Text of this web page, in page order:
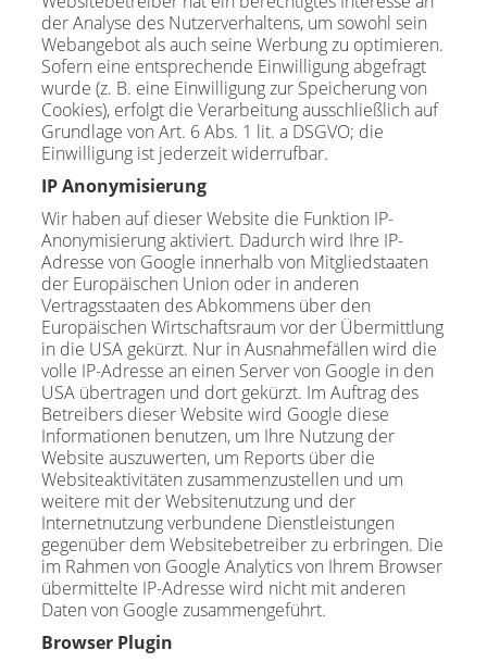
der Analyse des Nutzerverhaltens, um sowohl sein
Webangebot als auch seine Werbung zu optimieren.
Sofern eine entsprechende Einwilligung abgefragt
wurde (z. B. eine Einwilligung zur Speicherung von
Cookies), erfolgt die Verarbeitung ausschließlich auf
Grundlage von Art. 6 Abs. 1 lit. a DSGVO; die
Einwilligung ist jederzeit widerrufbar.
IP Anonymisierung
Wir haben auf dieser Website die Funktion IP-
Anonymisierung aktiviert. Dadurch wird Ihre IP-
Adresse von Google innerhalb von Mitgliedstaaten
der Europäischen Union oder in anderen
Vertragsstaaten des Abkommens über den
Europäischen Wirtschaftsraum vor der Übermittlung
in die USA gekürzt. Nur in Ausnahmefällen wird die
volle IP-Adresse an einen Server von Google in den
USA übertragen und dort gekürzt. Im Auftrag des
Betreibers dieser Website wird Google diese
Informationen benutzen, um Ihre Nutzung der
Website auszuwerten, um Reports über die
Websiteaktivitäten zusammenzustellen und um
weitere mit der Websitenutzung und der
Internetnutzung verbundene Dienstleistungen
gegenüber dem Websitebetreiber zu erbringen. Die
im Rahmen von Google Analytics von Ihrem Browser
übermittelte IP-Adresse wird nicht mit anderen
Daten von Google zusammengeführt.
Browser Plugin